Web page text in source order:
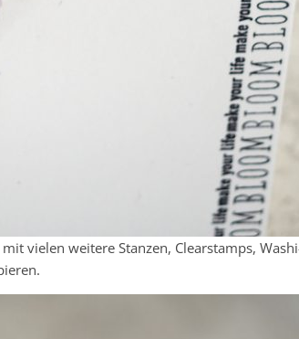
mit vielen weitere Stanzen, Clearstamps,